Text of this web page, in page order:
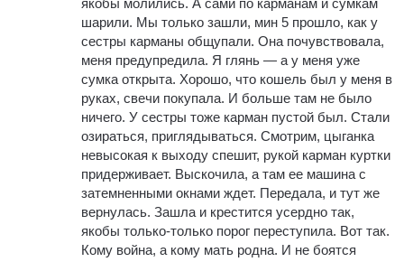
якобы молились. А сами по карманам и сумкам
шарили. Мы только зашли, мин 5 прошло, как у
сестры карманы общупали. Она почувствовала,
меня предупредила. Я глянь — а у меня уже
сумка открыта. Хорошо, что кошель был у меня в
руках, свечи покупала. И больше там не было
ничего. У сестры тоже карман пустой был. Стали
озираться, приглядываться. Смотрим, цыганка
невысокая к выходу спешит, рукой карман куртки
придерживает. Выскочила, а там ее машина с
затемненными окнами ждет. Передала, и тут же
вернулась. Зашла и крестится усердно так,
якобы только-только порог переступила. Вот так.
Кому война, а кому мать родна. И не боятся